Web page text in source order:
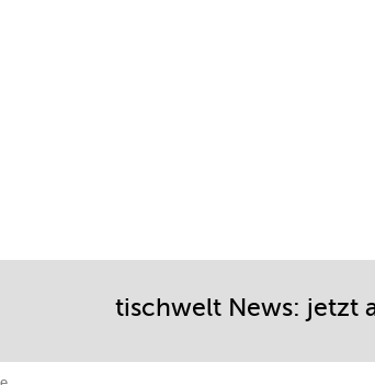
tischwelt News: jetzt